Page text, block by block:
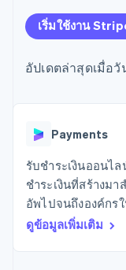
Boost
ยกระดับการ
ยอมรับการ
การชำระเงินที่
Product
ต
บ
แ
ป
สื่
อ
ภ
ร
จั
แ
ตั
บ
ส
ก
เ
ห้
ติ
ส
เริ่มใช้งาน
อัปเดตล่าสุดเมื่อ
Payments
รับชำระเงินออนไ
ชำระเงินที่สร้างม
อัพไปจนถึงองค์กร
ดูข้อมูลเพิ่มเติม